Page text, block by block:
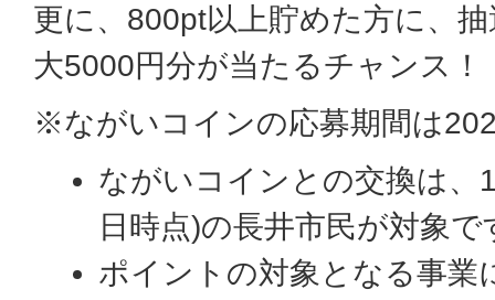
更に、800pt以上貯めた方に、
大5000円分が当たるチャンス！
※ながいコインの応募期間は
ながいコインとの交換は、
日時点)の長井市民が対象で
ポイントの対象となる事業